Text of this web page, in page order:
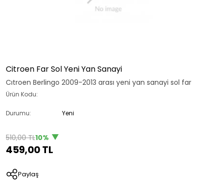
Citroen Far Sol Yeni Yan Sanayi
Cıtroen Berlingo 2009-2013 arası yeni yan sanayi sol far
Ürün Kodu:
Durumu: Yeni
510,00 TL10%
459,00 TL
Paylaş